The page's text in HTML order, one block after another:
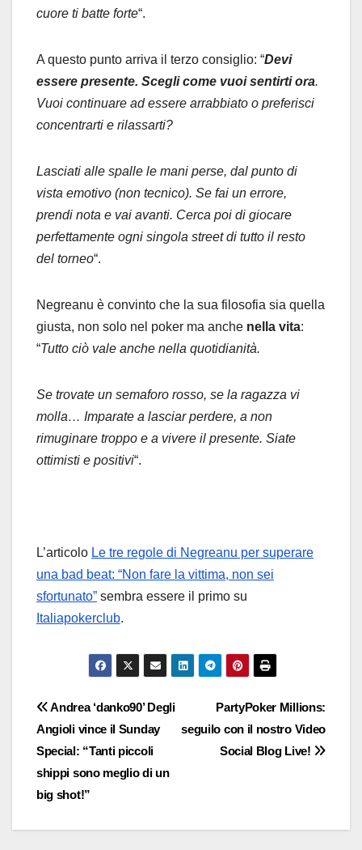
cuore ti batte forte“.
A questo punto arriva il terzo consiglio: “Devi
essere presente. Scegli come vuoi sentirti ora.
Vuoi continuare ad essere arrabbiato o preferisci
concentrarti e rilassarti?
Lasciati alle spalle le mani perse, dal punto di
vista emotivo (non tecnico). Se fai un errore,
prendi nota e vai avanti. Cerca poi di giocare
perfettamente ogni singola street di tutto il resto
del torneo“.
Negreanu è convinto che la sua filosofia sia quella
giusta, non solo nel poker ma anche nella vita:
“Tutto ciò vale anche nella quotidianità.
Se trovate un semaforo rosso, se la ragazza vi
molla… Imparate a lasciar perdere, a non
rimuginare troppo e a vivere il presente. Siate
ottimisti e positivi“.
L’articolo Le tre regole di Negreanu per superare
una bad beat: “Non fare la vittima, non sei
sfortunato” sembra essere il primo su
Italiapokerclub.
Navigazione
articoli
PartyPoker Millions:
seguilo con il nostro Video
Social Blog Live!
Andrea ‘danko90’ Degli
Angioli vince il Sunday
Special: “Tanti piccoli
shippi sono meglio di un
big shot!”